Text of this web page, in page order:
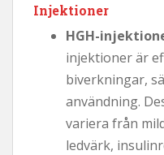
Injektioner
HGH-
injektioner är
biverkningar,
användning.
variera från
ledvärk,